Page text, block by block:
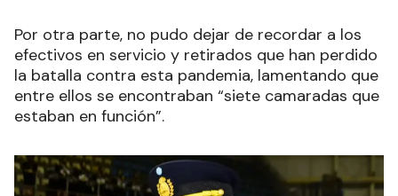
Por otra parte, no pudo dejar de recordar a los
efectivos en servicio y retirados que han perdido
la batalla contra esta pandemia, lamentando que
entre ellos se encontraban “siete camaradas que
estaban en función”.